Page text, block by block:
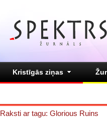
Kristīgās ziņas
Raksti ar tagu: Glorious Ruins